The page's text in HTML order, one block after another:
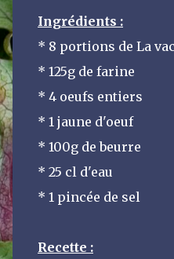
Ingrédients :
* 8 portions de La
* 125g de farine
* 4 oeufs entiers
* 1 jaune d'oeuf
* 100g de beurre
* 25 cl d'eau
* 1 pincée de sel
Recette :